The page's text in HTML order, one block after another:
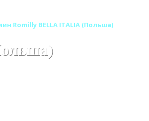
Romilly BELLA ITALIA (Польша)